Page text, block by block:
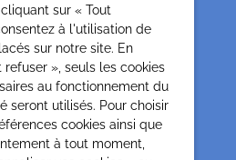
associatif
de la glacière
Paris
Formation
cliquant sur « Tout
à l'utilisation de
sur notre site. En
», seuls les cookies
au fonctionnement du
seront utilisés. Pour choisir
cookies ainsi que
à tout moment,